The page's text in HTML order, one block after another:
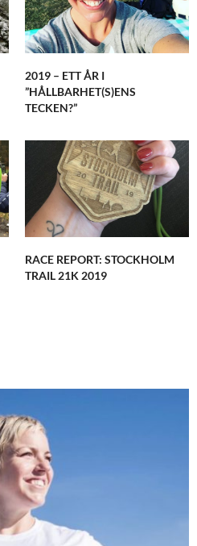
2019 – ETT ÅR I
”HÅLLBARHET(S)ENS
TECKEN?”
RACE REPORT: STOCKHOLM
TRAIL 21K 2019